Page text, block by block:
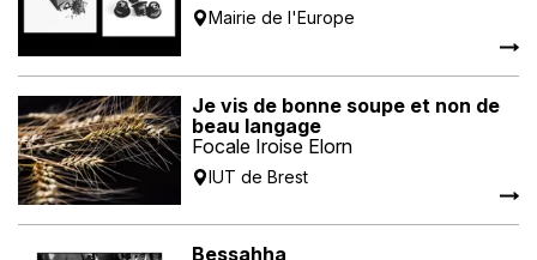
Mairie de l'Europe
Je vis de bonne soupe et non de
beau langage
Focale Iroise Elorn
IUT de Brest
Bessahha